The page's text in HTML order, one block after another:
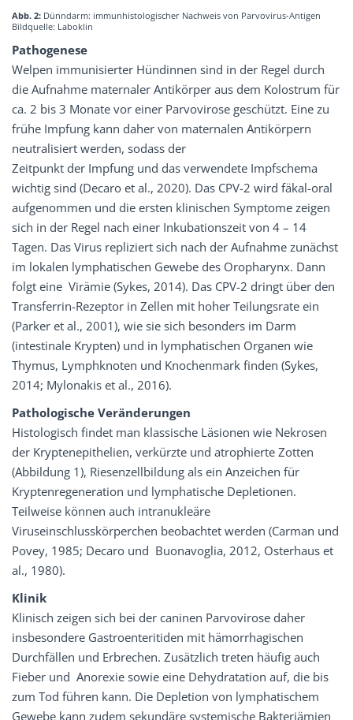
Abb. 2: Dünndarm: immunhistologischer Nachweis von Parvovirus-Antigen
Bildquelle: Laboklin
Pathogenese
Welpen immunisierter Hündinnen sind in der Regel durch
die Aufnahme maternaler Antikörper aus dem Kolostrum für
ca. 2 bis 3 Monate vor einer Parvovirose geschützt. Eine zu
frühe Impfung kann daher von maternalen Antikörpern
neutralisiert werden, sodass der
Zeitpunkt der Impfung und das verwendete Impfschema
wichtig sind (Decaro et al., 2020). Das CPV-2 wird fäkal-oral
aufgenommen und die ersten klinischen Symptome zeigen
sich in der Regel nach einer Inkubationszeit von 4 – 14
Tagen. Das Virus repliziert sich nach der Aufnahme zunächst
im lokalen lymphatischen Gewebe des Oropharynx. Dann
folgt eine Virämie (Sykes, 2014). Das CPV-2 dringt über den
Transferrin-Rezeptor in Zellen mit hoher Teilungsrate ein
(Parker et al., 2001), wie sie sich besonders im Darm
(intestinale Krypten) und in lymphatischen Organen wie
Thymus, Lymphknoten und Knochenmark finden (Sykes,
2014; Mylonakis et al., 2016).
Pathologische Veränderungen
Histologisch findet man klassische Läsionen wie Nekrosen
der Kryptenepithelien, verkürzte und atrophierte Zotten
(Abbildung 1), Riesenzellbildung als ein Anzeichen für
Kryptenregeneration und lymphatische Depletionen.
Teilweise können auch intranukleäre
Viruseinschlusskörperchen beobachtet werden (Carman und
Povey, 1985; Decaro und Buonavoglia, 2012, Osterhaus et
al., 1980).
Klinik
Klinisch zeigen sich bei der caninen Parvovirose daher
insbesondere Gastroenteritiden mit hämorrhagischen
Durchfällen und Erbrechen. Zusätzlich treten häufig auch
Fieber und Anorexie sowie eine Dehydratation auf, die bis
zum Tod führen kann. Die Depletion von lymphatischem
Gewebe kann zudem sekundäre systemische Bakteriämien